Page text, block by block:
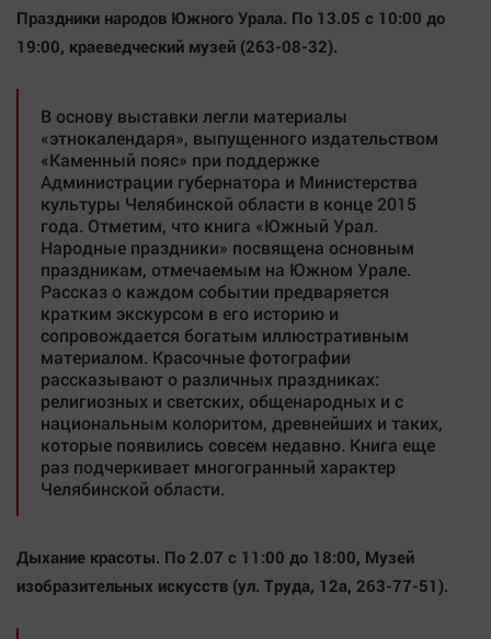
Праздники народов Южного Урала. По 13.05 с 10:00 до
19:00, краеведческий музей (263-08-32).
В основу выставки легли материалы
«этнокалендаря», выпущенного издательством
«Каменный пояс» при поддержке
Администрации губернатора и Министерства
культуры Челябинской области в конце 2015
года. Отметим, что книга «Южный Урал.
Народные праздники» посвящена основным
праздникам, отмечаемым на Южном Урале.
Рассказ о каждом событии предваряется
кратким экскурсом в его историю и
сопровождается богатым иллюстративным
материалом. Красочные фотографии
рассказывают о различных праздниках:
религиозных и светских, общенародных и с
национальным колоритом, древнейших и таких,
которые появились совсем недавно. Книга еще
раз подчеркивает многогранный характер
Челябинской области.
Дыхание красоты. По 2.07 с 11:00 до 18:00, Mузей
изобразительных искусств (ул. Труда, 12а, 263-77-51).